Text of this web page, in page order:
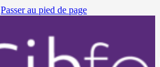
Passer au pied de page